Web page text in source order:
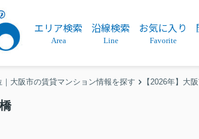
エリア検索
Area
沿線検索
Line
お気に入り
Favorite
｜大阪市の賃貸マンション情報を探す 【2026年】大